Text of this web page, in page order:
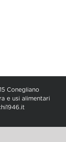
Conegliano
e usi alimentari